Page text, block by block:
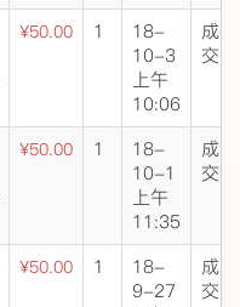
¥50.00 1
18-
10-3
上午
10:06
成
交
¥50.00 1
18-
10-1
上午
11:35
成
交
¥50.00 1
18-
9-27
成
交